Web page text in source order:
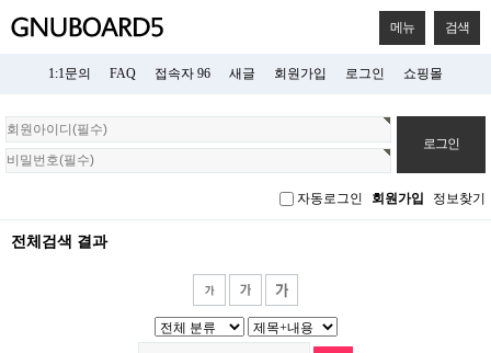
메뉴 검색
1:1문의 FAQ 접속자 96 새글 회원가입 로그인 쇼핑몰
회
원
로
자동로그인 회원가입 정보찾기
전체검색 결과